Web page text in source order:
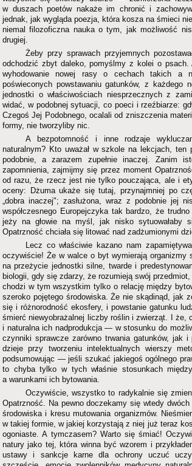
w duszach poetów nakaże im chronić i
jednak, jak wygląda poezja, która kosza na śmieci
niemal filozoficzna nauka o tym, jak możliwość
drugiej.
Żeby przy sprawach przyjemnych
odchodzić zbyt daleko, pomyślmy z kolei o
wyhodowanie nowej rasy o cechach takich
poświeconych powstawaniu gatunków, z każdego
jednostki o właściwościach niesprzecznych z
widać, w podobnej sytuacji, co poeci i rzeźbiarze:
Czegoś Jej Podobnego, ocalali od zniszczenia
formy, nie tworzyliby nic.
A bezpotomność i inne rodzaje
naturalnym? Kto uważał w szkole na lekcjach,
podobnie, a zarazem zupełnie inaczej. Zanim
zapomnienia, zajmijmy się przez moment
od razu, że rzecz jest nie tylko pouczająca, ale i
oceny: Dżuma ukaże się tutaj, przynajmniej po
„dobra inaczej"; zasłużona, wraz z podobnie jej
współczesnego Europejczyka tak bardzo, że
jeży na głowie na myśl, jak nisko sytuowałaby
Opatrzność chciała się litować nad zadżumionymi
Lecz co właściwie kazano nam
oczywiście! Że w walce o byt wymierają organizmy
na przeżycie jednostki silne, twarde i
biologii, gdy się zdarzy, że rozumieją swój
chodzi w tym wszystkim tylko o relację między
szeroko pojętego środowiska. Że nie skądinąd, jak
się i różnorodność ekosfery, i powstanie gatunku
śmierć niewyobrażalnej liczby roślin i zwierząt. I że,
i naturalna ich nadprodukcja — w stosunku do
czynniki sprawcze zarówno trwania gatunków, jak
dzieje przy tworzeniu intelektualnych wierszy
podsumowując — jeśli szukać jakiegoś ogólnego
to chyba tylko w tych właśnie stosunkach
a warunkami ich bytowania.
Oczywiście, wszystko to radykalnie się
Opatrzność. Na pewno doczekamy się wtedy
środowiska i kresu mutowania organizmów.
w takiej formie, w jakiej korzystają z niej już teraz
ogoniaste. A tymczasem? Warto się śmiać!
natury jako tej, która winna być wzorem i
ustawy i sankcje karne dla ochrony uczuć